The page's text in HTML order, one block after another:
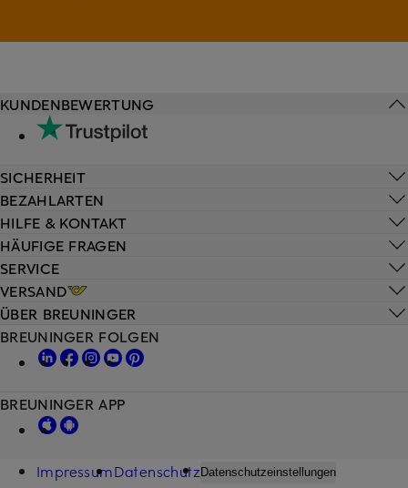
HILFE & KONTAKT
HÄUFIGE FRAGEN
SERVICE
VERSAND
KUNDENBEWERTUNG
SICHERHEIT
BEZAHLARTEN
ÜBER BREUNINGER
BREUNINGER FOLGEN
BREUNINGER APP
ImpressumDatenschutz Datenschutzeinstellungen